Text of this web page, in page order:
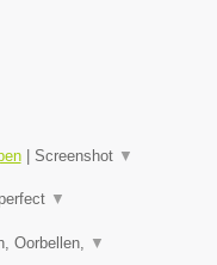
| Screenshot ▼
▼
Oorbellen, ▼